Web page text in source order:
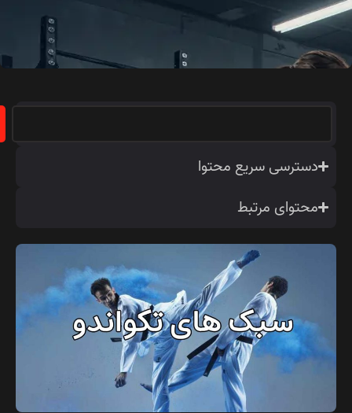
دسترسی سریع محتوا
محتوای مرتبط